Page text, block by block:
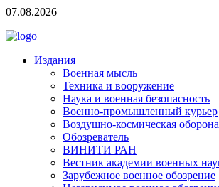
07.08.2026
Издания
Военная мысль
Техника и вооружение
Наука и военная безопасность
Военно-промышленный курьер
Воздушно-космическая оборона
Обозреватель
ВИНИТИ РАН
Вестник академии военных
Зарубежное военное обозрение